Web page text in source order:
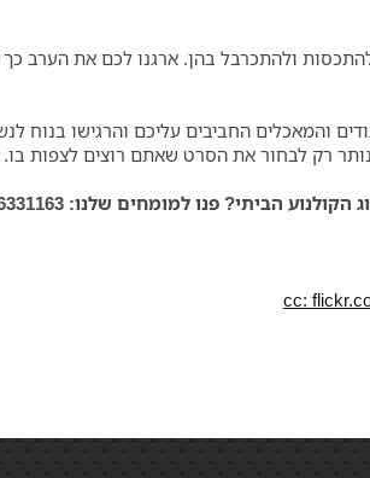
ולהתכרבל בהן. ארגנו לכם את הערב
והמאכלים החביבים עליכם והרגישו בנוח
רק לבחור את הסרט שאתם רוצים לצפות בו.
הביתי? פנו למומחים שלנו: 03-6331163
cc: